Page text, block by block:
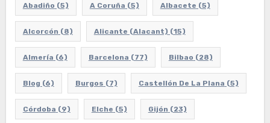
Abadiño (5) A Coruña (5) Albacete (5)
Alcorcón (8) Alicante (Alacant) (15)
Almería (6) Barcelona (77) Bilbao (28)
Blog (6) Burgos (7) Castellón De La Plana (5)
Córdoba (9) Elche (5) Gijón (23)